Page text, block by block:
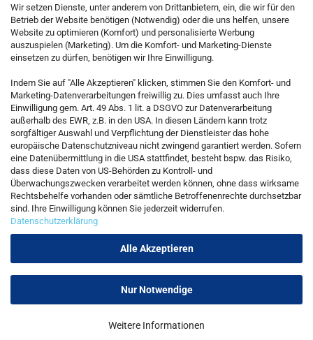
Wir setzen Dienste, unter anderem von Drittanbietern, ein, die wir für den
Betrieb der Website benötigen (Notwendig) oder die uns helfen, unsere
Website zu optimieren (Komfort) und personalisierte Werbung
auszuspielen (Marketing). Um die Komfort- und Marketing-Dienste
einsetzen zu dürfen, benötigen wir Ihre Einwilligung.
Indem Sie auf "Alle Akzeptieren" klicken, stimmen Sie den Komfort- und
Marketing-Datenverarbeitungen freiwillig zu. Dies umfasst auch Ihre
Einwilligung gem. Art. 49 Abs. 1 lit. a DSGVO zur Datenverarbeitung
außerhalb des EWR, z.B. in den USA. In diesen Ländern kann trotz
sorgfältiger Auswahl und Verpflichtung der Dienstleister das hohe
europäische Datenschutzniveau nicht zwingend garantiert werden. Sofern
eine Datenübermittlung in die USA stattfindet, besteht bspw. das Risiko,
dass diese Daten von US-Behörden zu Kontroll- und
Überwachungszwecken verarbeitet werden können, ohne dass wirksame
Rechtsbehelfe vorhanden oder sämtliche Betroffenenrechte durchsetzbar
sind. Ihre Einwilligung können Sie jederzeit widerrufen.
Datenschutzerklärung
Alle Akzeptieren
Nur Notwendige
Weitere Informationen
KONTAKT
Kostenfreie Service-Hotline
0800 5892815
Callback Service
Kontaktformular